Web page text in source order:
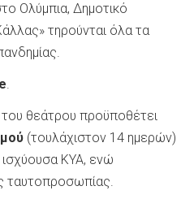
Ολύμπια, Δημοτικό
τηρούνται όλα τα
.
θεάτρου προϋποθέτει
(τουλάχιστον 14 ημερών)
ισχύουσα ΚΥΑ, ενώ
ταυτοπροσωπίας.